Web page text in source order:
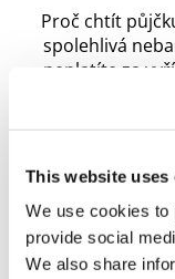
This website uses
We use cookies to
provide social
We also share
Proč chtít
spolehlivá
neplatíte za
splacení.